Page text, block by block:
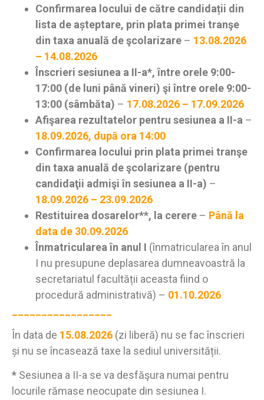
Confirmarea locului de către candidații din
lista de așteptare, prin plata primei tranşe
din taxa anuală de şcolarizare – 13.08.2026
– 14.08.2026
Înscrieri sesiunea a II-a*, între orele 9:00-
17:00 (de luni până vineri) şi între orele 9:00-
13:00 (sâmbăta) – 17.08.2026 – 17.09.2026
Afişarea rezultatelor pentru sesiunea a II-a –
18.09.2026, după ora 14:00
Confirmarea locului prin plata primei tranşe
din taxa anuală de şcolarizare (pentru
candidaţii admişi în sesiunea a II-a) –
18.09.2026 – 23.09.2026
Restituirea dosarelor**, la cerere – Până la
data de 30.09.2026
Înmatricularea în anul I (înmatricularea în anul
I nu presupune deplasarea dumneavoastră la
secretariatul facultății aceasta fiind o
procedură administrativă) – 01.10.2026
În data de 15.08.2026 (zi liberă) nu se fac înscrieri
și nu se încasează taxe la sediul universității.
* Sesiunea a II-a se va desfăşura numai pentru
locurile rămase neocupate din sesiunea I.